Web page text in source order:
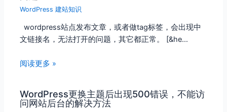
WordPress 建站知识
wordpress站点发布文章，或者做tag标签，会出现中
文链接名，无法打开的问题，其它都正常。 [&he…
阅读更多 »
WordPress更换主题后出现500错误，不能访
问网站后台的解决方法